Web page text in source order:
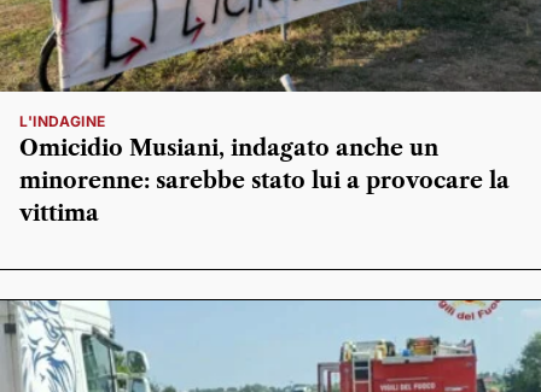
L'INDAGINE
Omicidio Musiani, indagato anche un
minorenne: sarebbe stato lui a provocare la
vittima